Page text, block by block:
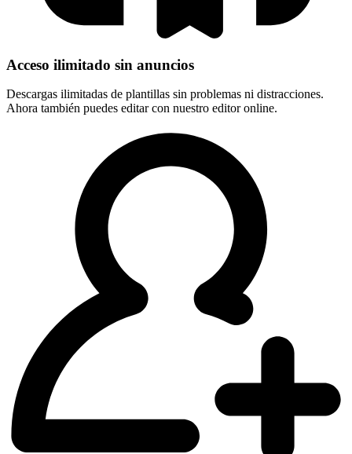
Acceso ilimitado sin anuncios
Descargas ilimitadas de plantillas sin problemas ni distracciones.
Ahora también puedes editar con nuestro editor online.